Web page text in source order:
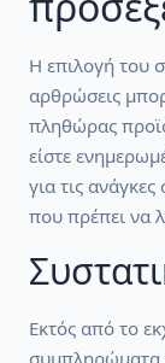
Η επιλογή του
αρθρώσεις
πληθώρας
είστε
για τις
που πρέπει να
Εκτός από το